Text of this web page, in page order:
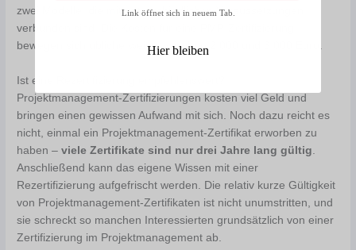
zwei Modelle, die mit unterschiedlichen Voraussetzungen
verbunden sind. Die Kosten für eine PMP-Zertifizierung
bewegen sich üblicherweise zwischen 2.000 und 3.000 Euro.
Ist eine Rezertifizierung empfehlenswert?
Projektmanagement-Zertifizierungen kosten viel Geld und
bringen einen gewissen Aufwand mit sich. Noch dazu reicht es
nicht, einmal ein Projektmanagement-Zertifikat erworben zu
haben –viele Zertifikate sind nur drei Jahre lang gültig
Anschließend kann das eigene Wissen mit einer
Rezertifizierung aufgefrischt werden. Die relativ kurze Gültigkeit
von Projektmanagement-Zertifikaten ist nicht unumstritten, und
sie schreckt so manchen Interessierten grundsätzlich von einer
Zertifizierung im Projektmanagement ab.
Link öffnet sich in neuem Tab.
Hier bleiben